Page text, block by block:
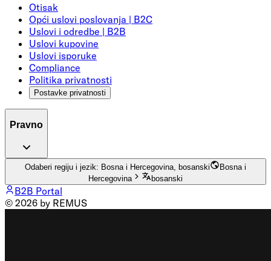
Otisak
Opći uslovi poslovanja | B2C
Uslovi i odredbe | B2B
Uslovi kupovine
Uslovi isporuke
Compliance
Politika privatnosti
Postavke privatnosti
Pravno
Odaberi regiju i jezik: Bosna i Hercegovina, bosanski
Bosna i
Hercegovina
bosanski
B2B Portal
© 2026 by REMUS